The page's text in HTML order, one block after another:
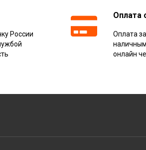
России
Оплата
Оплата
онлайн